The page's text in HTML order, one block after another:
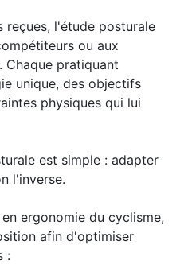
reçues, l'étude posturale
ou aux
Chaque pratiquant
unique, des objectifs
physiques qui lui
est simple : adapter
l'inverse.
ergonomie du cyclisme,
afin d'optimiser
: